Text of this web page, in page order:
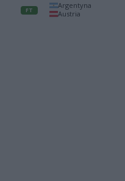
FT
Argentyna
Austria